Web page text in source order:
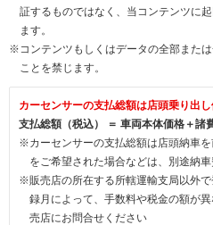
証するものではなく、当コンテンツに
ます。
※コンテンツもしくはデータの全部また
ことを禁じます。
カーセンサーの支払総額は店頭乗り出
支払総額（税込） ＝ 車両本体価格＋諸
※カーセンサーの支払総額は店頭納車
をご希望された場合などは、別途納
※販売店の所在する所轄運輸支局以外
録月によって、手数料や税金の額が
売店にお問合せください